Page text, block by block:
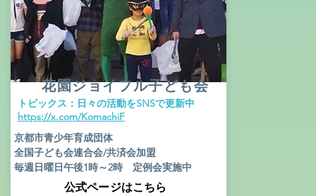
花園ジョイフル子ども会
​トピックス：日々の活動をSNSで更新中
​https://x.com/KomachiF
京都市青少年育成団体
全国子ども会連合会/共済会加盟
毎週日曜日午後1時～2時 定例会実施中
​公式ページはこちら